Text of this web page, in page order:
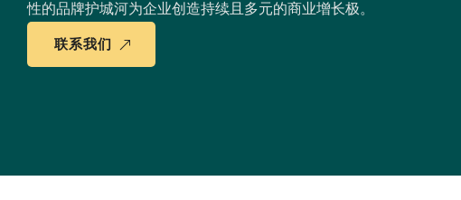
性的品牌护城河为企业创造持续且多元的商业增长极。
联系我们